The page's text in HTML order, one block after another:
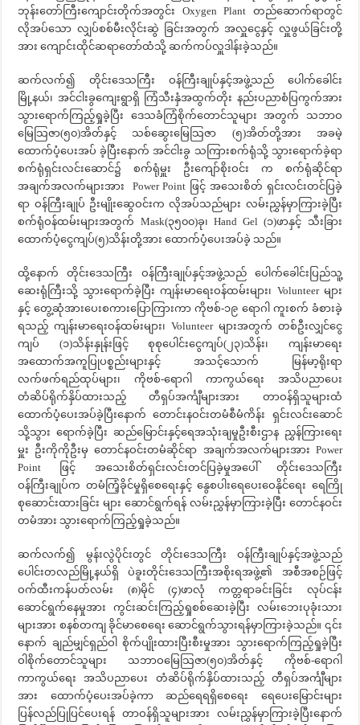
ဘုန်းတော်ကြီးကျောင်းတိုက်အတွင်း Oxygen Plant တည်ဆောက်ရာတွင်
လိုအပ်သော လျှပ်စစ်မီးလိုင်းဆွဲ ခြင်းအတွက် အလှူငွေနှင့် လှူဖွယ်ခြင်းတို့
အား ကျောင်းထိုင်ဆရာတော်ထံသို့ ဆက်ကပ်လှူဒါန်းခဲ့သည်။
ဆက်လက်၍ တိုင်းဒေသကြီး ဝန်ကြီးချုပ်နှင့်အဖွဲ့သည် ပေါက်ခေါင်း
မြို့နယ်၊ အင်ငါးခွကျေးရွာရှိ ကြံသီးနှံအထွက်တိုး နည်းပညာစံပြကွက်အား
သွားရောက်ကြည့်ရှုခဲ့ပြီး ဒေသခံကြံစိုက်တောင်သူများ အတွက် သဘာဝ
မြေသြဇာ(၅၀)အိတ်နှင့် သစ်ဆွေးမြေသြဇာ (၅)အိတ်တို့အား အခမဲ့
ထောက်ပံ့ပေးအပ် ခဲ့ပြီးနောက် အင်ငါးခွ သကြားစက်ရုံသို့ သွားရောက်ခဲ့ရာ
စက်ရုံရှင်းလင်းဆောင်၌ စက်ရုံမှူး ဦးကျော်စိုးဝင်း က စက်ရုံဆိုင်ရာ
အချက်အလက်များအား Power Point ဖြင့် အသေးစိတ် ရှင်းလင်းတင်ပြခဲ့
ရာ ဝန်ကြီးချုပ် ဦးမျိုးဆွေဝင်းက လိုအပ်သည်များ လမ်းညွှန်မှာကြားခဲ့ပြီး
စက်ရုံဝန်ထမ်းများအတွက် Mask(၃၅၀၀)ခု၊ Hand Gel (၁)ဖာနှင့် သီးခြား
ထောက်ပံ့ငွေကျပ်(၅)သိန်းတို့အား ထောက်ပံ့ပေးအပ်ခဲ့ သည်။
ထို့နောက် တိုင်းဒေသကြီး ဝန်ကြီးချုပ်နှင့်အဖွဲ့သည် ပေါက်ခေါင်းပြည်သူ့
ဆေးရုံကြီးသို့ သွားရောက်ခဲ့ပြီး ကျန်းမာရေးဝန်ထမ်းများ၊ Volunteer များ
နှင့် တွေ့ဆုံအားပေးစကားပြောကြားကာ ကိုဗစ်-၁၉ ရောဂါ ကူးစက် ခံစားခဲ့
ရသည့် ကျန်းမာရေးဝန်ထမ်းများ၊ Volunteer များအတွက် တစ်ဦးလျှင်ငွေ
ကျပ် (၁)သိန်းနှုန်းဖြင့် စုစုပေါင်းငွေကျပ်(၂၃)သိန်း၊ ကျန်းမာရေး
အထောက်အကူပြုပစ္စည်းများနှင့် အသင့်သောက် မြန်မာ့ရိုးရာ
လက်ဖက်ရည်ထုပ်များ၊ ကိုဗစ်-ရောဂါ ကာကွယ်ရေး အသိပညာပေး
တံဆိပ်ရိုက်နှိပ်ထားသည့် တီရှပ်အင်္ကျီများအား တာဝန်ရှိသူများထံ
ထောက်ပံ့ပေးအပ်ခဲ့ပြီးနောက် တောင်းနဝင်းတမံစီမံကိန်း ရှင်းလင်းဆောင်
သို့သွား ရောက်ခဲ့ပြီး ဆည်မြောင်းနှင့်ရေအသုံးချမှုဦးစီးဌာန ညွှန်ကြားရေး
မှူး ဦးကိုကိုဦးမှ တောင်နဝင်းတမံဆိုင်ရာ အချက်အလက်များအား Power
Point ဖြင့် အသေးစိတ်ရှင်းလင်းတင်ပြခဲ့မှုအပေါ် တိုင်းဒေသကြီး
ဝန်ကြီးချုပ်က တမံကြံ့ခိုင်မှုရှိစေရေးနှင့် နွေစပါးရေပေးဝေနိုင်ရေး ရေကြို
စုဆောင်းထားခြင်း များ ဆောင်ရွက်ရန် လမ်းညွှန်မှာကြားခဲ့ပြီး တောင်နဝင်း
တမံအား သွားရောက်ကြည့်ရှုခဲ့သည်။
ဆက်လက်၍ မွန်းလွဲပိုင်းတွင် တိုင်းဒေသကြီး ဝန်ကြီးချုပ်နှင့်အဖွဲ့သည်
ပေါင်းတလည်မြို့နယ်ရှိ ပဲခူးတိုင်းဒေသကြီးအစိုးရအဖွဲ့၏ အစီအစဉ်ဖြင့်
ဝက်ထီးကန်ပတ်လမ်း (၈)မိုင် (၄)ဖာလုံ ကတ္တရာခင်းခြင်း လုပ်ငန်း
ဆောင်ရွက်နေမှုအား ကွင်းဆင်းကြည့်ရှုစစ်ဆေးခဲ့ပြီး လမ်းဘေးပုခုံးသား
များအား စနစ်တကျ ခိုင်မာစေရေး ဆောင်ရွက်သွားရန်မှာကြားခဲ့သည်။ ၎င်း
နောက် ချည်မျှင်ရှည်ဝါ စိုက်ပျိုးထားပြီးစီးမှုအား သွားရောက်ကြည့်ရှုခဲ့ပြီး
ဝါစိုက်တောင်သူများ သဘာဝမြေသြဇာ(၅၀)အိတ်နှင့် ကိုဗစ်-ရောဂါ
ကာကွယ်ရေး အသိပညာပေး တံဆိပ်ရိုက်နှိပ်ထားသည့် တီရှပ်အင်္ကျီများ
အား ထောက်ပံ့ပေးအပ်ခဲ့ကာ ဆည်ရေရရှိစေရေး ရေပေးမြောင်းများ
ပြန်လည်ပြုပြင်ပေးရန် တာဝန်ရှိသူများအား လမ်းညွှန်မှာကြားခဲ့ပြီးနောက်